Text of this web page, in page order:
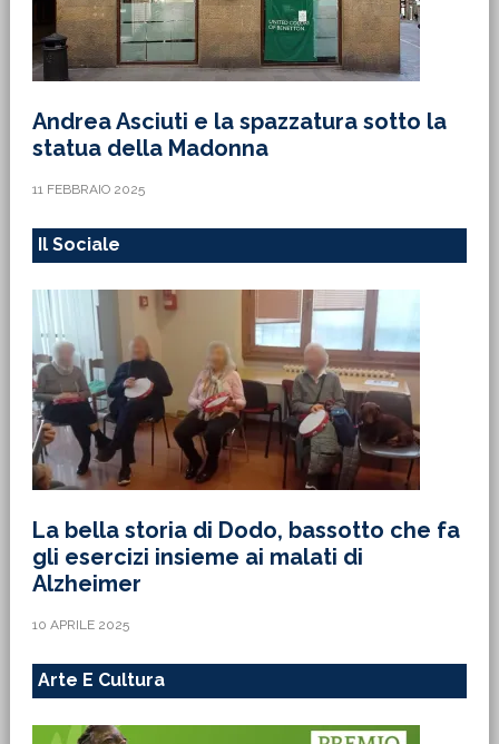
Andrea Asciuti e la spazzatura sotto la
statua della Madonna
11 FEBBRAIO 2025
Il Sociale
La bella storia di Dodo, bassotto che fa
gli esercizi insieme ai malati di
Alzheimer
10 APRILE 2025
Arte E Cultura